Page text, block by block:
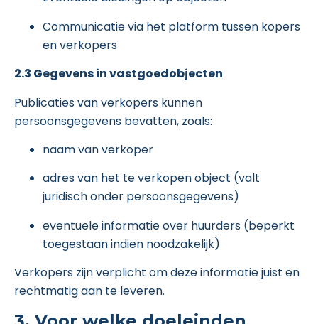
Communicatie via het platform tussen kopers
en verkopers
2.3 Gegevens in vastgoedobjecten
Publicaties van verkopers kunnen
persoonsgegevens bevatten, zoals:
naam van verkoper
adres van het te verkopen object (valt
juridisch onder persoonsgegevens)
eventuele informatie over huurders (beperkt
toegestaan indien noodzakelijk)
Verkopers zijn verplicht om deze informatie juist en
rechtmatig aan te leveren.